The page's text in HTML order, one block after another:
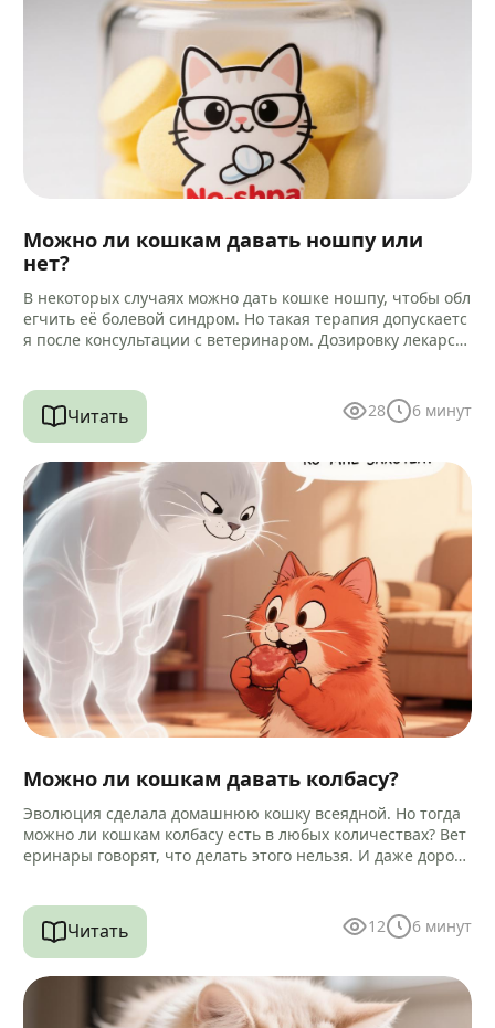
Можно ли кошкам давать ношпу или
нет?
В некоторых случаях можно дать кошке ношпу, чтобы обл
егчить её болевой синдром. Но такая терапия допускаетс
я после консультации с ветеринаром. Дозировку лекарст
Читать 28 6 минут
Можно ли кошкам давать колбасу?
Эволюция сделала домашнюю кошку всеядной. Но тогда
можно ли кошкам колбасу есть в любых количествах? Вет
еринары говорят, что делать этого нельзя. И даже дороги
Читать 12 6 минут